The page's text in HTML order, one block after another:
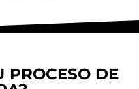
PROCESO DE